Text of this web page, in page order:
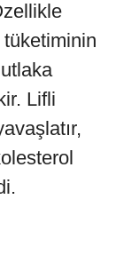
tüketiminin
Lifli